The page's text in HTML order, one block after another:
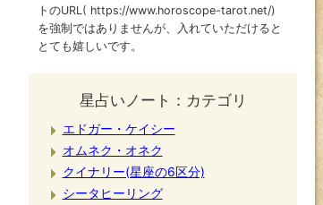
トのURL( https://www.horoscope-tarot.net/)
を強制ではありませんが、入れていただけると
とても嬉しいです。
星占いノート：カテゴリ
エドガー・ケイシー
オムネク・オネク
クイナリー(星座の6区分)
シータヒーリング